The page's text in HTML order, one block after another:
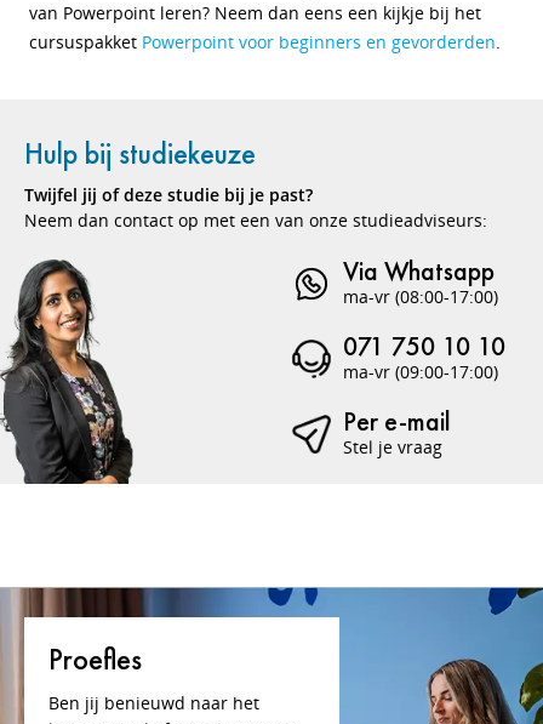
van Powerpoint leren? Neem dan eens een kijkje bij het
cursuspakket Powerpoint voor beginners en gevorderden.
Hulp bij studiekeuze
Twijfel jij of deze studie bij je past?
Neem dan contact op met een van onze studieadviseurs:
Via Whatsapp
ma-vr (08:00-17:00)
071 750 10 10
ma-vr (09:00-17:00)
Per e-mail
Stel je vraag
Proefles
Ben jij benieuwd naar het